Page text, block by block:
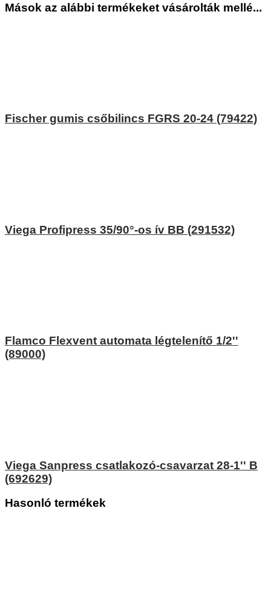
Mások az alábbi termékeket vásárolták mellé...
Fischer gumis csőbilincs FGRS 20-24 (79422)
Viega Profipress 35/90°-os ív BB (291532)
Flamco Flexvent automata légtelenítő 1/2''
(89000)
Viega Sanpress csatlakozó-csavarzat 28-1'' B
(692629)
Hasonló termékek